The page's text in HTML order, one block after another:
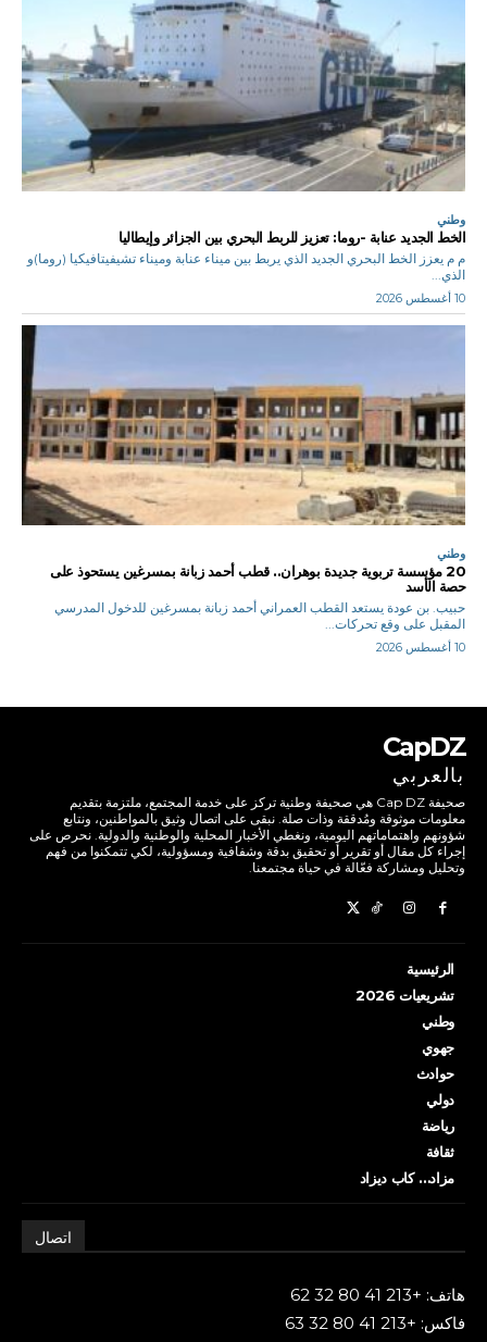
وطني
الخط الجديد عنابة -روما: تعزيز للربط البحري بين الجزائر وإيطاليا
م م يعزز الخط البحري الجديد الذي يربط بين ميناء عنابة وميناء تشيفيتافيكيا (روما)و
الذي...
10 أغسطس 2026
وطني
20 مؤسسة تربوية جديدة بوهران.. قطب أحمد زبانة بمسرغين يستحوذ على
حصة الأسد
حبيب. بن عودة يستعد القطب العمراني أحمد زبانة بمسرغين للدخول المدرسي
المقبل على وقع تحركات...
10 أغسطس 2026
CapDZ
بالعربي
صحيفة Cap DZ هي صحيفة وطنية تركز على خدمة المجتمع، ملتزمة بتقديم
معلومات موثوقة ومُدققة وذات صلة. نبقى على اتصال وثيق بالمواطنين، ونتابع
شؤونهم واهتماماتهم اليومية، ونغطي الأخبار المحلية والوطنية والدولية. نحرص على
إجراء كل مقال أو تقرير أو تحقيق بدقة وشفافية ومسؤولية، لكي تتمكنوا من فهم
وتحليل ومشاركة فعّالة في حياة مجتمعنا.
الرئيسية
تشريعيات 2026
وطني
جهوي
حوادث
دولي
رياضة
ثقافة
مزاد… كاب ديزاد
اتصال
هاتف: +213 41 80 32 62
فاكس: +213 41 80 32 63